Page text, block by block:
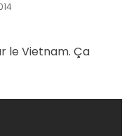
le Vietnam. Ça